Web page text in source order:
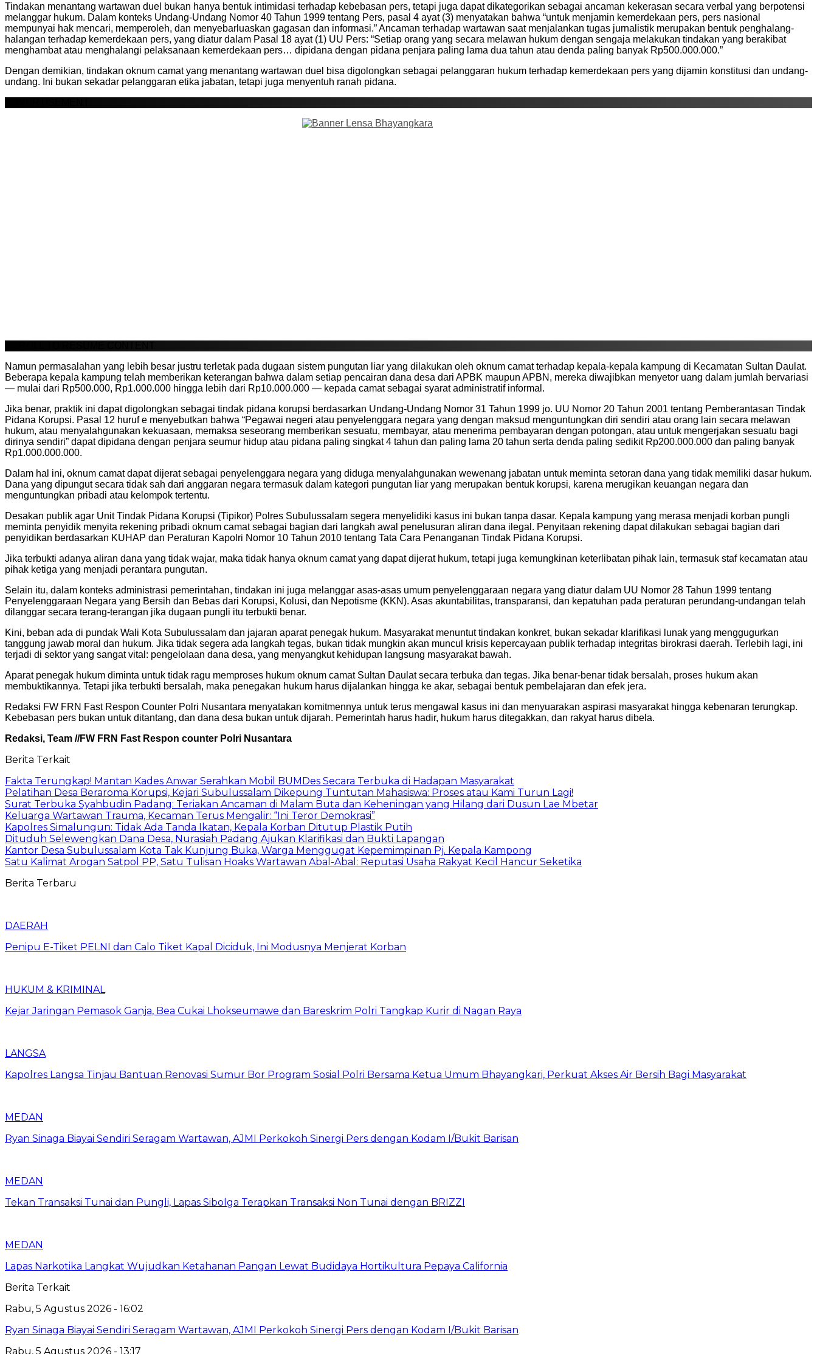
Tindakan menantang wartawan duel bukan hanya bentuk intimidasi terhadap kebebasan pers, tetapi juga dapat dikategorikan sebagai ancaman kekerasan secara verbal yang berpotensi
melanggar hukum. Dalam konteks Undang-Undang Nomor 40 Tahun 1999 tentang Pers, pasal 4 ayat (3) menyatakan bahwa “untuk menjamin kemerdekaan pers, pers nasional
mempunyai hak mencari, memperoleh, dan menyebarluaskan gagasan dan informasi.” Ancaman terhadap wartawan saat menjalankan tugas jurnalistik merupakan bentuk penghalang-
halangan terhadap kemerdekaan pers, yang diatur dalam Pasal 18 ayat (1) UU Pers: “Setiap orang yang secara melawan hukum dengan sengaja melakukan tindakan yang berakibat
menghambat atau menghalangi pelaksanaan kemerdekaan pers… dipidana dengan pidana penjara paling lama dua tahun atau denda paling banyak Rp500.000.000.”
Dengan demikian, tindakan oknum camat yang menantang wartawan duel bisa digolongkan sebagai pelanggaran hukum terhadap kemerdekaan pers yang dijamin konstitusi dan undang-
undang. Ini bukan sekadar pelanggaran etika jabatan, tetapi juga menyentuh ranah pidana.
Namun permasalahan yang lebih besar justru terletak pada dugaan sistem pungutan liar yang dilakukan oleh oknum camat terhadap kepala-kepala kampung di Kecamatan Sultan Daulat.
Beberapa kepala kampung telah memberikan keterangan bahwa dalam setiap pencairan dana desa dari APBK maupun APBN, mereka diwajibkan menyetor uang dalam jumlah bervariasi
— mulai dari Rp500.000, Rp1.000.000 hingga lebih dari Rp10.000.000 — kepada camat sebagai syarat administratif informal.
Jika benar, praktik ini dapat digolongkan sebagai tindak pidana korupsi berdasarkan Undang-Undang Nomor 31 Tahun 1999 jo. UU Nomor 20 Tahun 2001 tentang Pemberantasan Tindak
Pidana Korupsi. Pasal 12 huruf e menyebutkan bahwa “Pegawai negeri atau penyelenggara negara yang dengan maksud menguntungkan diri sendiri atau orang lain secara melawan
hukum, atau menyalahgunakan kekuasaan, memaksa seseorang memberikan sesuatu, membayar, atau menerima pembayaran dengan potongan, atau untuk mengerjakan sesuatu bagi
dirinya sendiri” dapat dipidana dengan penjara seumur hidup atau pidana paling singkat 4 tahun dan paling lama 20 tahun serta denda paling sedikit Rp200.000.000 dan paling banyak
Rp1.000.000.000.
Dalam hal ini, oknum camat dapat dijerat sebagai penyelenggara negara yang diduga menyalahgunakan wewenang jabatan untuk meminta setoran dana yang tidak memiliki dasar hukum.
Dana yang dipungut secara tidak sah dari anggaran negara termasuk dalam kategori pungutan liar yang merupakan bentuk korupsi, karena merugikan keuangan negara dan
menguntungkan pribadi atau kelompok tertentu.
Desakan publik agar Unit Tindak Pidana Korupsi (Tipikor) Polres Subulussalam segera menyelidiki kasus ini bukan tanpa dasar. Kepala kampung yang merasa menjadi korban pungli
meminta penyidik menyita rekening pribadi oknum camat sebagai bagian dari langkah awal penelusuran aliran dana ilegal. Penyitaan rekening dapat dilakukan sebagai bagian dari
penyidikan berdasarkan KUHAP dan Peraturan Kapolri Nomor 10 Tahun 2010 tentang Tata Cara Penanganan Tindak Pidana Korupsi.
Jika terbukti adanya aliran dana yang tidak wajar, maka tidak hanya oknum camat yang dapat dijerat hukum, tetapi juga kemungkinan keterlibatan pihak lain, termasuk staf kecamatan atau
pihak ketiga yang menjadi perantara pungutan.
Selain itu, dalam konteks administrasi pemerintahan, tindakan ini juga melanggar asas-asas umum penyelenggaraan negara yang diatur dalam UU Nomor 28 Tahun 1999 tentang
Penyelenggaraan Negara yang Bersih dan Bebas dari Korupsi, Kolusi, dan Nepotisme (KKN). Asas akuntabilitas, transparansi, dan kepatuhan pada peraturan perundang-undangan telah
dilanggar secara terang-terangan jika dugaan pungli itu terbukti benar.
Kini, beban ada di pundak Wali Kota Subulussalam dan jajaran aparat penegak hukum. Masyarakat menuntut tindakan konkret, bukan sekadar klarifikasi lunak yang menggugurkan
tanggung jawab moral dan hukum. Jika tidak segera ada langkah tegas, bukan tidak mungkin akan muncul krisis kepercayaan publik terhadap integritas birokrasi daerah. Terlebih lagi, ini
terjadi di sektor yang sangat vital: pengelolaan dana desa, yang menyangkut kehidupan langsung masyarakat bawah.
Aparat penegak hukum diminta untuk tidak ragu memproses hukum oknum camat Sultan Daulat secara terbuka dan tegas. Jika benar-benar tidak bersalah, proses hukum akan
membuktikannya. Tetapi jika terbukti bersalah, maka penegakan hukum harus dijalankan hingga ke akar, sebagai bentuk pembelajaran dan efek jera.
Redaksi FW FRN Fast Respon Counter Polri Nusantara menyatakan komitmennya untuk terus mengawal kasus ini dan menyuarakan aspirasi masyarakat hingga kebenaran terungkap.
Kebebasan pers bukan untuk ditantang, dan dana desa bukan untuk dijarah. Pemerintah harus hadir, hukum harus ditegakkan, dan rakyat harus dibela.
Redaksi, Team //FW FRN Fast Respon counter Polri Nusantara
Berita Terkait
Fakta Terungkap! Mantan Kades Anwar Serahkan Mobil BUMDes Secara Terbuka di Hadapan Masyarakat
Pelatihan Desa Beraroma Korupsi, Kejari Subulussalam Dikepung Tuntutan Mahasiswa: Proses atau Kami Turun Lagi!
Surat Terbuka Syahbudin Padang: Teriakan Ancaman di Malam Buta dan Keheningan yang Hilang dari Dusun Lae Mbetar
Keluarga Wartawan Trauma, Kecaman Terus Mengalir: “Ini Teror Demokrasi”
Kapolres Simalungun: Tidak Ada Tanda Ikatan, Kepala Korban Ditutup Plastik Putih
Dituduh Selewengkan Dana Desa, Nurasiah Padang Ajukan Klarifikasi dan Bukti Lapangan
Kantor Desa Subulussalam Kota Tak Kunjung Buka, Warga Menggugat Kepemimpinan Pj. Kepala Kampong
Satu Kalimat Arogan Satpol PP, Satu Tulisan Hoaks Wartawan Abal-Abal: Reputasi Usaha Rakyat Kecil Hancur Seketika
Berita Terbaru
DAERAH
Penipu E-Tiket PELNI dan Calo Tiket Kapal Diciduk, Ini Modusnya Menjerat Korban
HUKUM & KRIMINAL
Kejar Jaringan Pemasok Ganja, Bea Cukai Lhokseumawe dan Bareskrim Polri Tangkap Kurir di Nagan Raya
LANGSA
Kapolres Langsa Tinjau Bantuan Renovasi Sumur Bor Program Sosial Polri Bersama Ketua Umum Bhayangkari, Perkuat Akses Air Bersih Bagi Masyarakat
MEDAN
Ryan Sinaga Biayai Sendiri Seragam Wartawan, AJMI Perkokoh Sinergi Pers dengan Kodam I/Bukit Barisan
MEDAN
Tekan Transaksi Tunai dan Pungli, Lapas Sibolga Terapkan Transaksi Non Tunai dengan BRIZZI
MEDAN
Lapas Narkotika Langkat Wujudkan Ketahanan Pangan Lewat Budidaya Hortikultura Pepaya California
Berita Terkait
Rabu, 5 Agustus 2026 - 16:02
Ryan Sinaga Biayai Sendiri Seragam Wartawan, AJMI Perkokoh Sinergi Pers dengan Kodam I/Bukit Barisan
Rabu, 5 Agustus 2026 - 13:17